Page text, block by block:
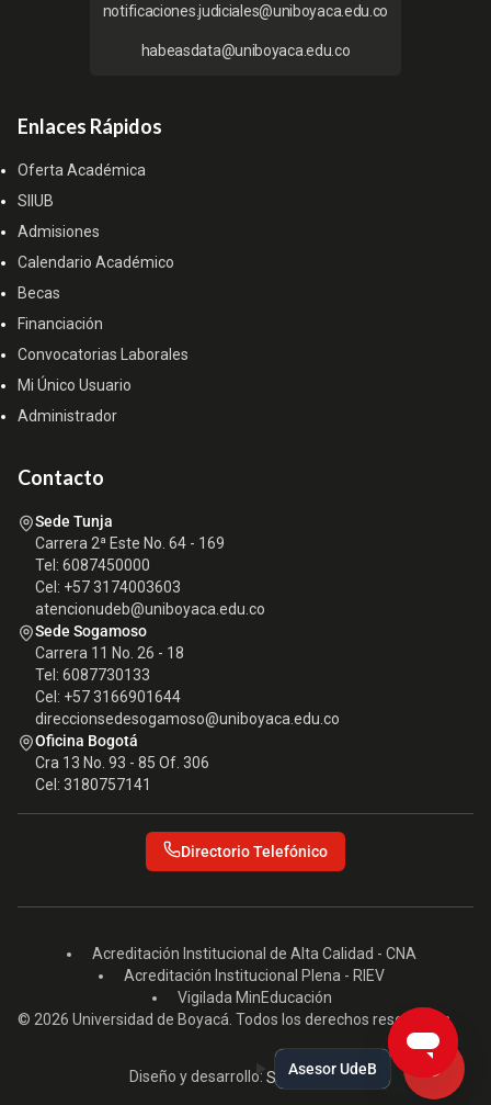
notificaciones.judiciales@uniboyaca.edu.co
habeasdata@uniboyaca.edu.co
Enlaces Rápidos
Oferta Académica
SIIUB
Admisiones
Calendario Académico
Becas
Financiación
Convocatorias Laborales
Mi Único Usuario
Administrador
Contacto
Sede Tunja
Carrera 2ª Este No. 64 - 169
Tel: 6087450000
Cel: +57 3174003603
atencionudeb@uniboyaca.edu.co
Sede Sogamoso
Carrera 11 No. 26 - 18
Tel: 6087730133
Cel: +57 3166901644
direccionsedesogamoso@uniboyaca.edu.co
Oficina Bogotá
Cra 13 No. 93 - 85 Of. 306
Cel: 3180757141
Directorio Telefónico
Acreditación Institucional de Alta Calidad - CNA
Acreditación Institucional Plena - RIEV
Vigilada MinEducación
© 2026 Universidad de Boyacá. Todos los derechos reservados.
Diseño y desarrollo:Seed EM
Asesor UdeB